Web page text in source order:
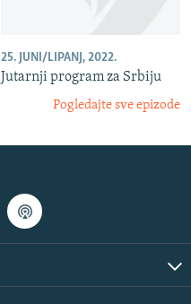
25. JUNI/LIPANJ, 2022.
Jutarnji program za Srbiju
Pogledajte sve epizode